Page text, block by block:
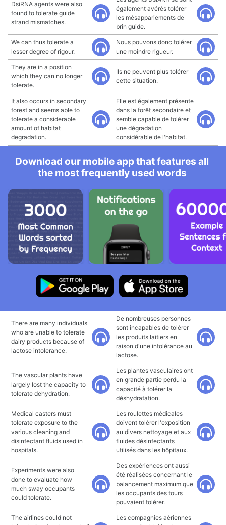
DsiRNA agents were also
found to tolerate guide
strand mismatches.
également avérés tolérer
les mésappariements de
brin guide.
We can thus tolerate a
lesser degree of rigour.
Nous pouvons donc tolérer
une moindre rigueur.
They are in a position
which they can no longer
tolerate.
Ils ne peuvent plus tolérer
cette situation.
It also occurs in secondary
forest and seems able to
tolerate a considerable
amount of habitat
degradation.
Elle est également présente
dans la forêt secondaire et
semble capable de tolérer
une dégradation
considérable de l'habitat.
Download our mobile app that features all
the most frequently used words
There are many individuals
who are unable to tolerate
dairy products because of
lactose intolerance.
De nombreuses personnes
sont incapables de tolérer
les produits laitiers en
raison d'une intolérance au
lactose.
The vascular plants have
largely lost the capacity to
tolerate dehydration.
Les plantes vasculaires ont
en grande partie perdu la
capacité à tolérer la
déshydratation.
Medical casters must
tolerate exposure to the
various cleaning and
disinfectant fluids used in
hospitals.
Les roulettes médicales
doivent tolérer l'exposition
au divers nettoyage et aux
fluides désinfectants
utilisés dans les hôpitaux.
Experiments were also
done to evaluate how
much sway occupants
could tolerate.
Des expériences ont aussi
été réalisées concernant le
balancement maximum que
les occupants des tours
pouvaient tolérer.
The airlines could not
Les compagnies aériennes